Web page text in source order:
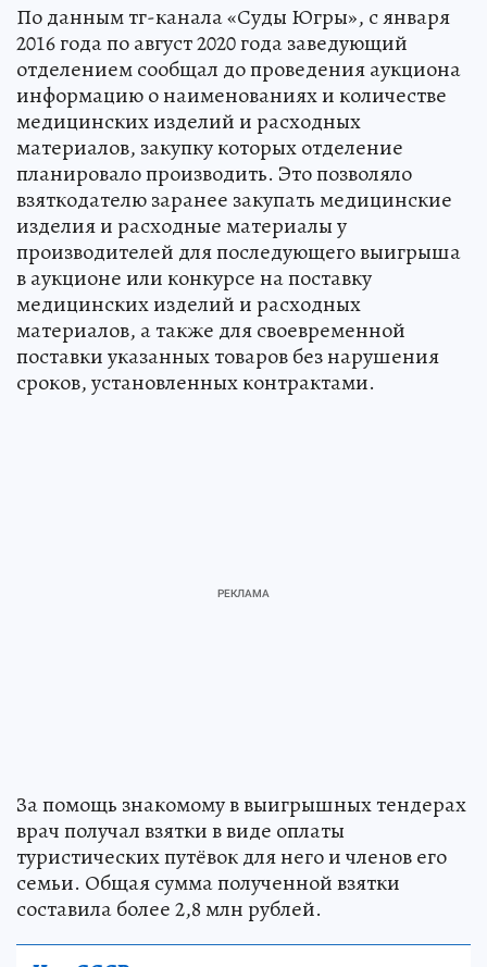
По данным тг-канала «Суды Югры», с января
2016 года по август 2020 года заведующий
отделением сообщал до проведения аукциона
информацию о наименованиях и количестве
медицинских изделий и расходных
материалов, закупку которых отделение
планировало производить. Это позволяло
взяткодателю заранее закупать медицинские
изделия и расходные материалы у
производителей для последующего выигрыша
в аукционе или конкурсе на поставку
медицинских изделий и расходных
материалов, а также для своевременной
поставки указанных товаров без нарушения
сроков, установленных контрактами.
За помощь знакомому в выигрышных тендерах
врач получал взятки в виде оплаты
туристических путёвок для него и членов его
семьи. Общая сумма полученной взятки
составила более 2,8 млн рублей.